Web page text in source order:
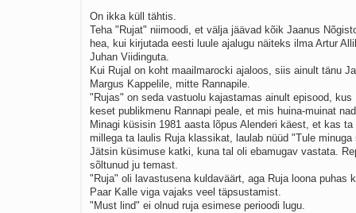
On ikka küll tähtis.
Teha "Rujat" niimoodi, et välja jäävad kõik Jaanus
hea, kui kirjutada eesti luule ajalugu näiteks ilma Artur
Juhan Viidinguta.
Kui Rujal on koht maailmarocki ajaloos, siis ainult tänu
Margus Kappelile, mitte Rannapile.
"Rujas" on seda vastuolu kajastamas ainult episood, kus
keset publikmenu Rannapi peale, et mis huina-muinat
Minagi küsisin 1981 aasta lõpus Alenderi käest, et kas
millega ta laulis Ruja klassikat, laulab nüüd "Tule minuga
Jätsin küsimuse katki, kuna tal oli ebamugav vastata.
sõltunud ju temast.
"Ruja" oli lavastusena kuldaväärt, aga Ruja loona puhas
Paar Kalle viga vajaks veel täpsustamist.
"Must lind" ei olnud ruja esimese perioodi lugu.